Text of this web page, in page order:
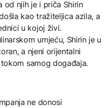
od njih je i priča Shirin
kao tražiteljica azila, a
u kojoj živi.
umjeću, Shirin je u
a njeni orijentalni
samog događaja.
ne donosi